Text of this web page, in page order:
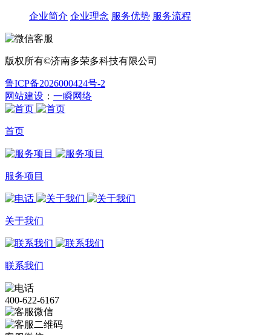
企业简介 企业理念 服务优势 服务流程
版权所有©济南多荣多科技有限公司
鲁ICP备2026000424号-2
网站建设 ： 一瞬网络
首页
服务项目
关于我们
联系我们
400-622-6167